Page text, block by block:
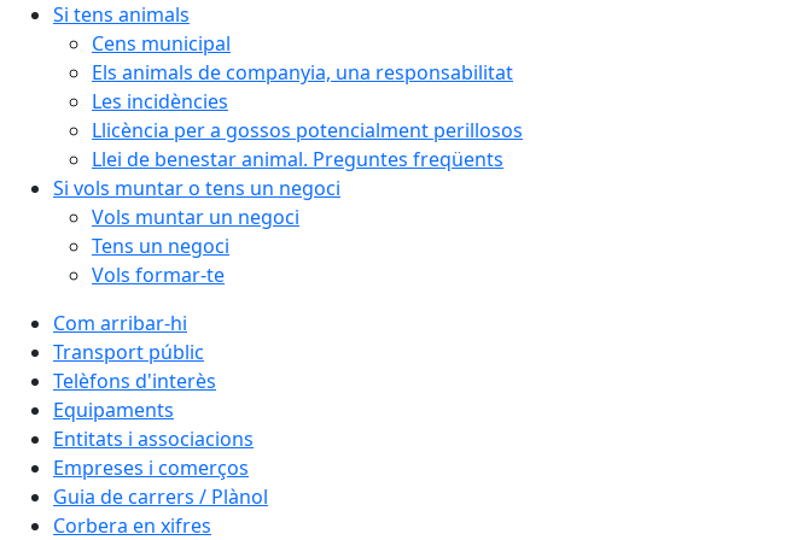
Si tens animals
Cens municipal
Els animals de companyia, una responsabilitat
Les incidències
Llicència per a gossos potencialment perillosos
Llei de benestar animal. Preguntes freqüents
Si vols muntar o tens un negoci
Vols muntar un negoci
Tens un negoci
Vols formar-te
Com arribar-hi
Transport públic
Telèfons d'interès
Equipaments
Entitats i associacions
Empreses i comerços
Guia de carrers / Plànol
Corbera en xifres